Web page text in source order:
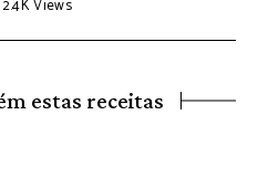
2.4KViews
estas receitas